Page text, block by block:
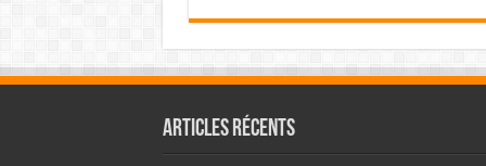
Articles récents